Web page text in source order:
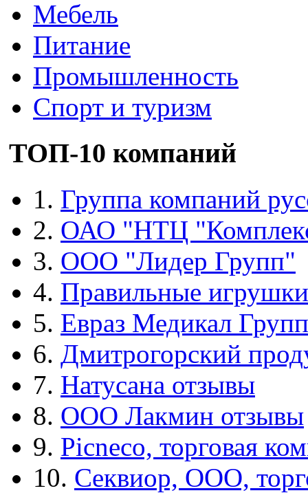
Мебель
Питание
Промышленность
Спорт и туризм
ТОП-10 компаний
1. Группа компаний
2. ОАО "НТЦ
3. ООО "Лидер Групп"
4. Правильные игрушки
5. Евраз Медикал Групп
6. Дмитрогорский
7. Натусана отзывы
8. ООО Лакмин отзывы
9. Picneco, торговая
10. Секвиор, ООО,